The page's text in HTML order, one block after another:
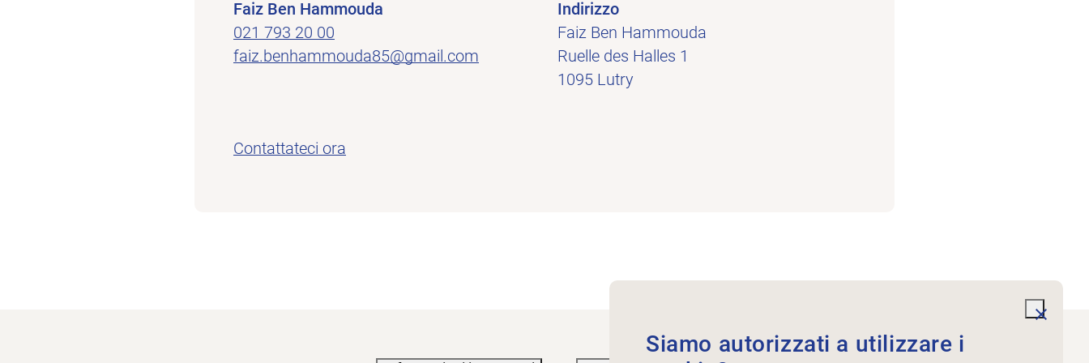
Faiz Ben Hammouda
021 793 20 00
faiz.benhammouda85@gmail.com
Indirizzo
Faiz Ben Hammouda
Ruelle des Halles 1
1095 Lutry
Contattateci ora
Siamo autorizzati a utilizzare i